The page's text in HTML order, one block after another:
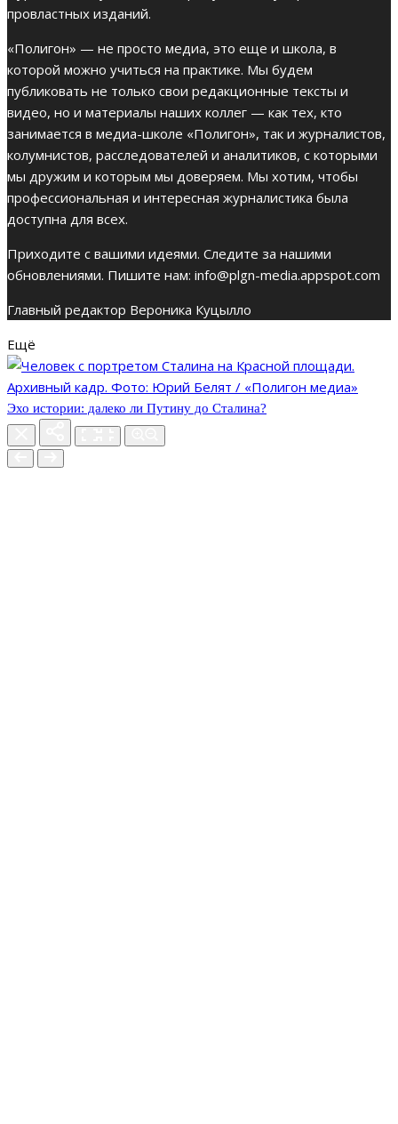
провластных изданий.
«Полигон» — не просто медиа, это еще и школа, в
которой можно учиться на практике. Мы будем
публиковать не только свои редакционные тексты и
видео, но и материалы наших коллег — как тех, кто
занимается в медиа-школе «Полигон», так и журналистов,
колумнистов, расследователей и аналитиков, с которыми
мы дружим и которым мы доверяем. Мы хотим, чтобы
профессиональная и интересная журналистика была
доступна для всех.
Приходите с вашими идеями. Следите за нашими
обновлениями. Пишите нам: info@plgn-media.appspot.com
Главный редактор Вероника Куцылло
Ещё
Эхо истории: далеко ли Путину до Сталина?